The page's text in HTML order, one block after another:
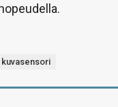
kuvasensori